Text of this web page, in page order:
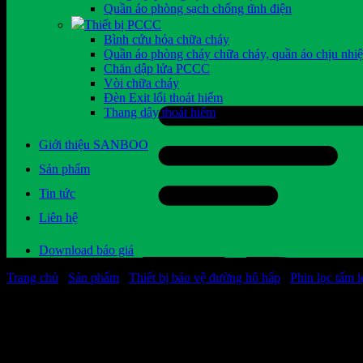
Quần áo phòng sạch chống tĩnh điện
Thiết bị PCCC
Bình cứu hỏa chữa cháy
Quần áo phòng cháy chữa cháy, quần áo chịu
Chăn dập lửa PCCC
Vòi chữa cháy
Đèn Exit lối thoát hiểm
Thang dây thoát hiểm
Giới thiệu SANBOO
Sản phẩm
Tin tức
Liên hệ
Download báo giá
Trang chủ
Sản phẩm Thiết bị bảo vệ đường hô hấp Phin lọc tấm